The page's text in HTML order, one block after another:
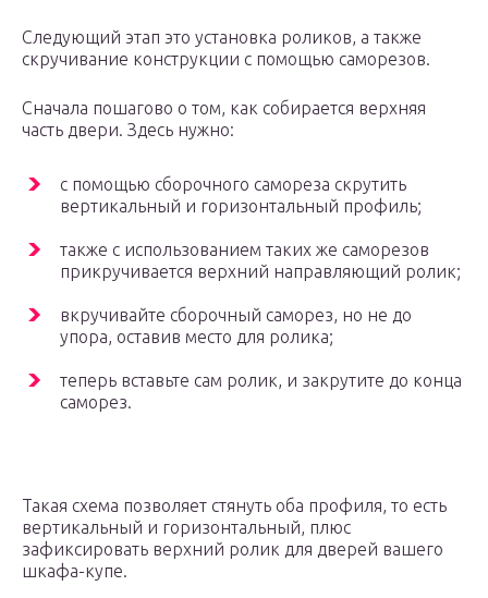
Следующий этап это установка роликов, а также
скручивание конструкции с помощью саморезов.
Сначала пошагово о том, как собирается верхняя
часть двери. Здесь нужно:
с помощью сборочного самореза скрутить
вертикальный и горизонтальный профиль;
также с использованием таких же саморезов
прикручивается верхний направляющий ролик;
вкручивайте сборочный саморез, но не до
упора, оставив место для ролика;
теперь вставьте сам ролик, и закрутите до конца
саморез.
Такая схема позволяет стянуть оба профиля, то есть
вертикальный и горизонтальный, плюс
зафиксировать верхний ролик для дверей вашего
шкафа-купе.